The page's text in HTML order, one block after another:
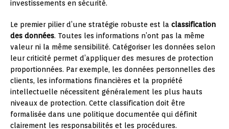
investissements en sécurité.
Le premier pilier d’une stratégie robuste est la classification
des données. Toutes les informations n’ont pas la même
valeur ni la même sensibilité. Catégoriser les données selon
leur criticité permet d’appliquer des mesures de protection
proportionnées. Par exemple, les données personnelles des
clients, les informations financières et la propriété
intellectuelle nécessitent généralement les plus hauts
niveaux de protection. Cette classification doit être
formalisée dans une politique documentée qui définit
clairement les responsabilités et les procédures.